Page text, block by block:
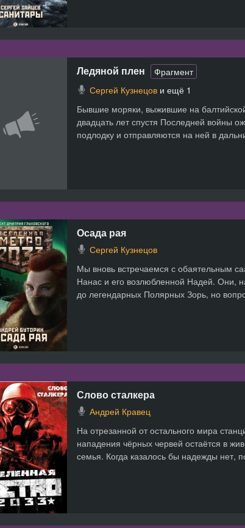
Ледяной плен
Фрагмент
Сергей Кузнецов и ещё 1
Бывшие моряки, выжившие на
двадцать лет спустя Последней войны
подлодку и отправляются на ней в
Осада рая
Сергей Кузнецов
Мы вновь встречаемся с обаятельным
Нанас и его возлюбленной Надей. Они,
до легендарных Полярных Зорь, но
Слово сталкера
Андрей Кравец
На отрезанной от остального мира
нападения чёрных червей остаётся в
семья. Когда казалось бы надежды нет,